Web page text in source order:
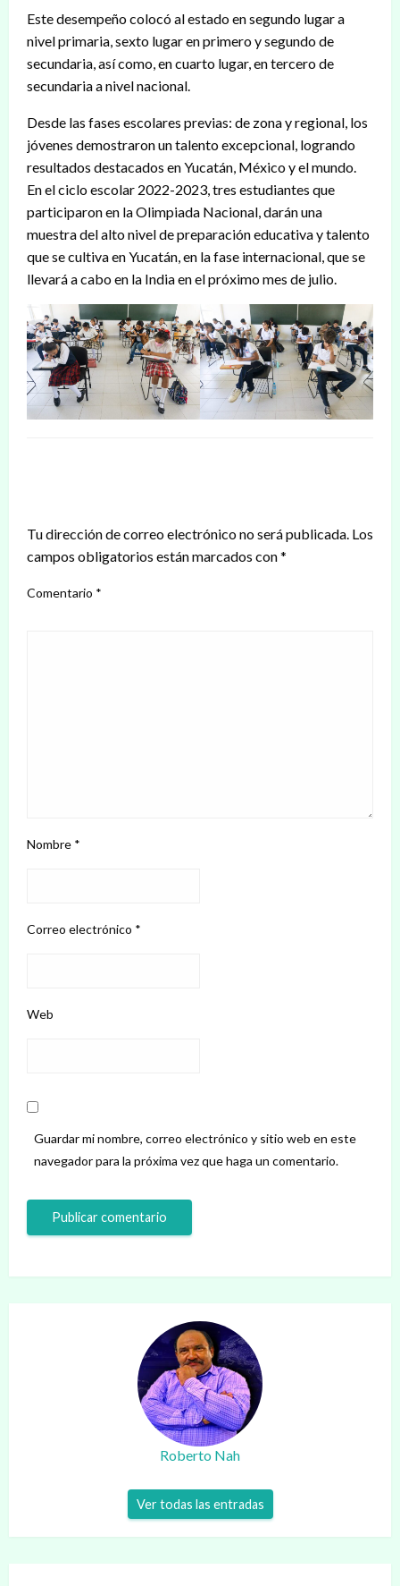
Este desempeño colocó al estado en segundo lugar a
nivel primaria, sexto lugar en primero y segundo de
secundaria, así como, en cuarto lugar, en tercero de
secundaria a nivel nacional.
Desde las fases escolares previas: de zona y regional, los
jóvenes demostraron un talento excepcional, logrando
resultados destacados en Yucatán, México y el mundo.
En el ciclo escolar 2022-2023, tres estudiantes que
participaron en la Olimpiada Nacional, darán una
muestra del alto nivel de preparación educativa y talento
que se cultiva en Yucatán, en la fase internacional, que se
llevará a cabo en la India en el próximo mes de julio.
Tu dirección de correo electrónico no será publicada. Los
campos obligatorios están marcados con*
Comentario *
Nombre *
Correo electrónico *
Web
Guardar mi nombre, correo electrónico y sitio web en este
navegador para la próxima vez que haga un comentario.
Roberto Nah
Ver todas las entradas